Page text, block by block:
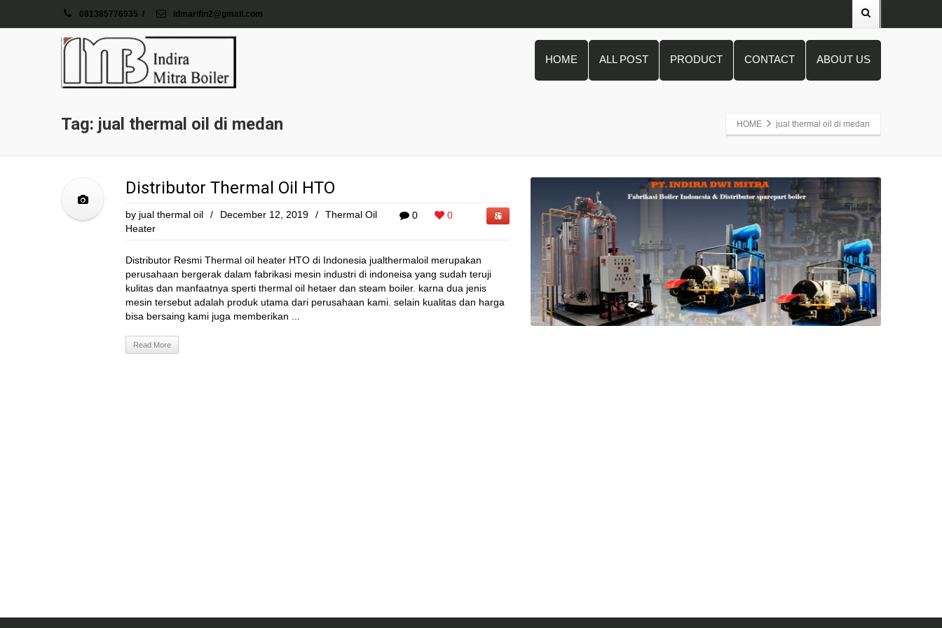
081385776935 / idmarifin2@gmail.com
HOME ALL POST PRODUCT CONTACT ABOUT US
Tag: jual thermal oil di medan HOME jual thermal oil di medan
Distributor Thermal Oil HTO
0 0
by jual thermal oil / December 12, 2019 /
Thermal Oil
Heater
Distributor Resmi Thermal oil heater HTO di Indonesia jualthermaloil merupakan
perusahaan bergerak dalam fabrikasi mesin industri di indoneisa yang sudah teruji
kulitas dan manfaatnya sperti thermal oil hetaer dan steam boiler. karna dua jenis
mesin tersebut adalah produk utama dari perusahaan kami. selain kualitas dan harga
bisa bersaing kami juga memberikan ...
Read More